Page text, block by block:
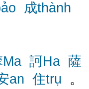
成thành
Ma 訶Ha 薩
an 住trụ 。